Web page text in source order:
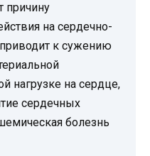
причину
на сердечно-
к сужению
нагрузке на сердце,
сердечных
болезнь